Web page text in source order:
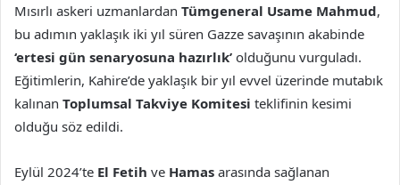
Mısırlı askeri uzmanlardan Tümgeneral Usame Mahmud,
bu adımın yaklaşık iki yıl süren Gazze savaşının akabinde
‘ertesi gün senaryosuna hazırlık’ olduğunu vurguladı.
Eğitimlerin, Kahire’de yaklaşık bir yıl evvel üzerinde mutabık
kalınan Toplumsal Takviye Komitesi teklifinin kesimi
olduğu söz edildi.
Eylül 2024’te El Fetih ve Hamas arasında sağlanan